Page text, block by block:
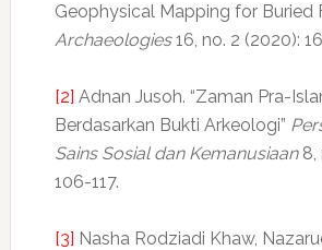
Geophysical Mapping for Buried
Archaeologies16, no. 2 (2020):
[2] Adnan Jusoh. “Zaman Pra-
Berdasarkan Bukti Arkeologi”
Sains Sosial dan Kemanusiaan8,
106-117.
[3] Nasha Rodziadi Khaw,